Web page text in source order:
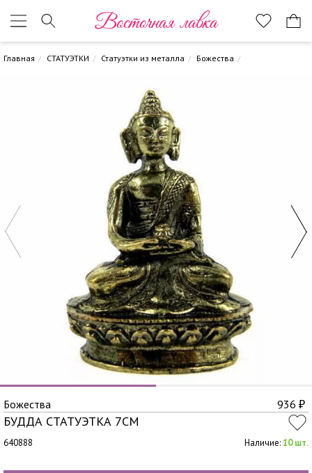
Восточная лавка
Главная СТАТУЭТКИ Статуэтки из металла Божества
Божества 936 ₽
БУДДА СТАТУЭТКА 7СМ
640888 Наличие:10 шт.